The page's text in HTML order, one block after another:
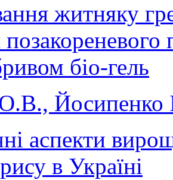
житняку
біо-гель
Йосипенко
аспекти
в Україні